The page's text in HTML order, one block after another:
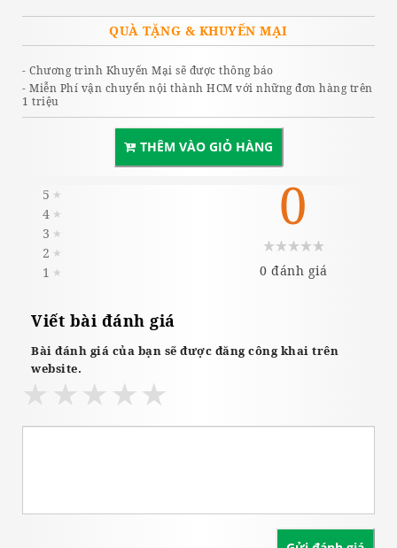
QUÀ TẶNG & KHUYẾN MẠI
- Chương trình Khuyến Mại sẽ được thông báo
- Miễn Phí vận chuyển nội thành HCM với những đơn hàng trên
1 triệu
THÊM VÀO GIỎ HÀNG
5 ★
4 ★
3 ★
2 ★
1 ★
0
0 đánh giá
Viết bài đánh giá
Bài đánh giá của bạn sẽ được đăng công khai trên
website.